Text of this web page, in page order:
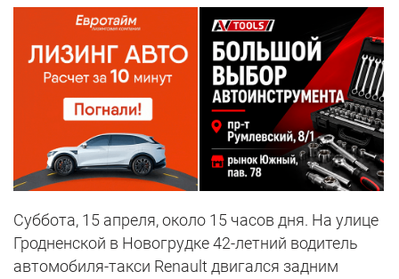
Суббота, 15 апреля, около 15 часов дня. На улице
Гродненской в Новогрудке 42-летний водитель
автомобиля-такси Renault двигался задним